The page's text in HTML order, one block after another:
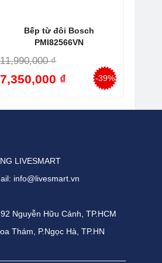
tải nhiệt, đảm bảo an toàn.
Bếp từ đôi Bosch
PMI82566VN
11,990,000 ₫
7,350,000 ₫ -39%
LIVESMART
info@livesmart.vn
Nguyễn Hữu Cảnh, TP.HCM
Thám, P.Ngọc Hà, TP.HN